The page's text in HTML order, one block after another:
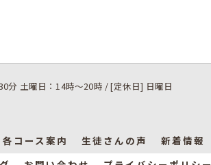
分 土曜日：14時～20時 / [定休日] 日曜日
各コース案内 生徒さんの声 新着情報